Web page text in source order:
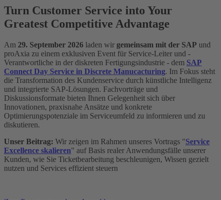
Turn Customer Service into Your
Greatest Competitive Advantage
Am 29. September 2026 laden wir gemeinsam mit der SAP und
proAxia zu einem exklusiven Event für Service-Leiter und -
Verantwortliche in der diskreten Fertigungsindustrie - dem SAP
Connect Day Service in Discrete Manucacturing. Im Fokus steht
die Transformation des Kunden­service durch künstliche Intelligenz
und integrierte SAP-Lösungen. Fachvorträge und
Diskussionsformate bieten Ihnen Gelegenheit sich über
Innovationen, praxisnahe Ansätze und konkrete
Optimierungspotenziale im Serviceumfeld zu informieren und zu
diskutieren.
Unser Beitrag: Wir zeigen im Rahmen unseres Vortrags "Service
Excellence skalieren" auf Basis realer Anwendungsfälle unserer
Kunden, wie Sie Ticketbearbeitung beschleunigen, Wissen gezielt
nutzen und Services effizient steuern